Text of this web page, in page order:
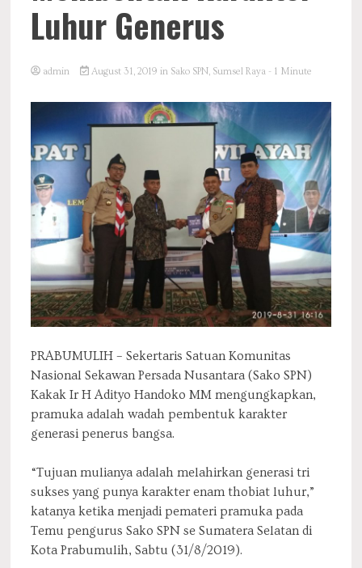
Luhur Generus
admin August 31, 2019 in Sako SPN, Sumsel Raya - 1 Minute
PRABUMULIH – Sekertaris Satuan Komunitas
Nasional Sekawan Persada Nusantara (Sako SPN)
Kakak Ir H Adityo Handoko MM mengungkapkan,
pramuka adalah wadah pembentuk karakter
generasi penerus bangsa.
“Tujuan mulianya adalah melahirkan generasi tri
sukses yang punya karakter enam thobiat luhur,”
katanya ketika menjadi pemateri pramuka pada
Temu pengurus Sako SPN se Sumatera Selatan di
Kota Prabumulih, Sabtu (31/8/2019).